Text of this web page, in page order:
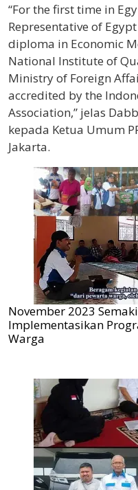
“For the first time in
Representative of
diploma in Economic
National Institute of
Ministry of Foreign
accredited by the
Association,” jelas
kepada Ketua Umum
Jakarta.
November 2023
Implementasikan
Warga